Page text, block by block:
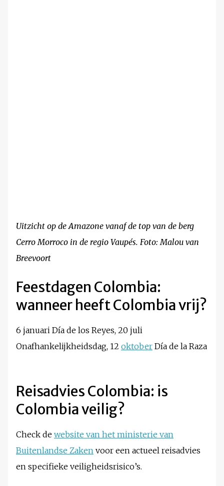
Uitzicht op de Amazone vanaf de top van de berg
Cerro Morroco in de regio Vaupés. Foto: Malou van
Breevoort
Feestdagen Colombia:
wanneer heeft Colombia vrij?
6 januari Día de los Reyes, 20 juli
Onafhankelijkheidsdag, 12 oktober Día de la Raza
Reisadvies Colombia: is
Colombia veilig?
Check de website van het ministerie van
Buitenlandse Zaken voor een actueel reisadvies
en specifieke veiligheidsrisico’s.